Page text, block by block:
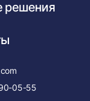
решения
05-55